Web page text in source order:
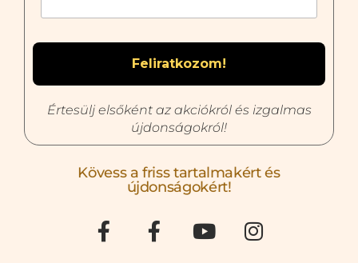
Értesülj elsőként az akciókról és izgalmas
újdonságokról!
Kövess a friss tartalmakért és
újdonságokért!